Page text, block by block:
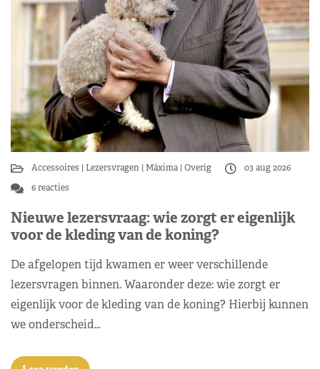
Accessoires Lezersvragen Máxima Overig
03 aug 2026
6 reacties
Nieuwe lezersvraag: wie zorgt er eigenlijk
voor de kleding van de koning?
De afgelopen tijd kwamen er weer verschillende
lezersvragen binnen. Waaronder deze: wie zorgt er
eigenlijk voor de kleding van de koning? Hierbij kunnen
we onderscheid…